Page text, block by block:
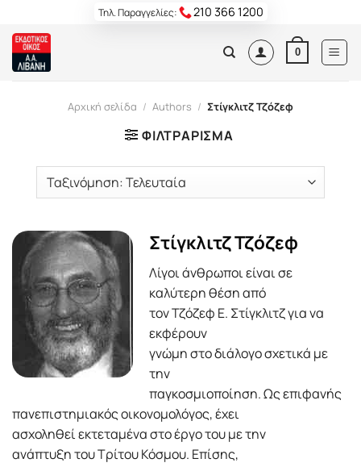
content
Τηλ. Παραγγελίες: 210 366 1200
0
Αρχική σελίδα / Authors / Στίγκλιτζ Τζόζεφ
ΦΙΛΤΡΆΡΙΣΜΑ
Στίγκλιτζ Τζόζεφ
Λίγοι άνθρωποι είναι σε
καλύτερη θέση από
τον Τζόζεφ Ε. Στίγκλιτζ για να
εκφέρουν
γνώμη στο διάλογο σχετικά με
την
παγκοσμιοποίηση. Ως επιφανής
πανεπιστημιακός οικονομολόγος, έχει
ασχοληθεί εκτεταμένα στο έργο του με την
ανάπτυξη του Τρίτου Κόσμου. Επίσης,